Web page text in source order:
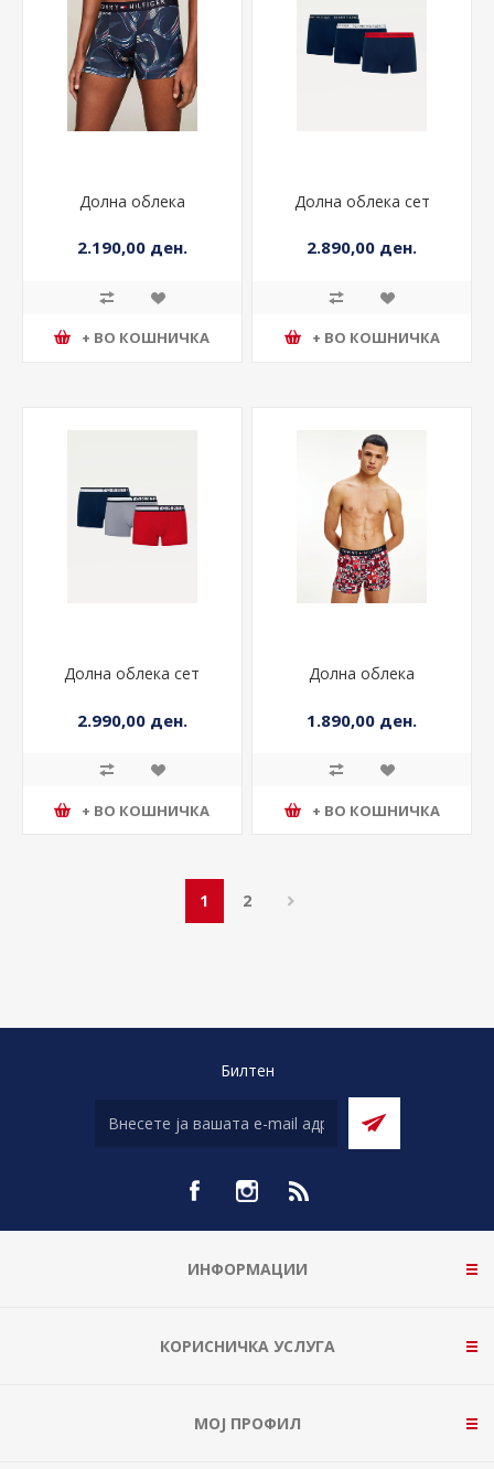
Долна облека
2.190,00 ден.
+ ВО КОШНИЧКА
Долна облека сет
2.890,00 ден.
+ ВО КОШНИЧКА
Долна облека сет
2.990,00 ден.
+ ВО КОШНИЧКА
Долна облека
1.890,00 ден.
+ ВО КОШНИЧКА
1 2
Билтен
ИНФОРМАЦИИ
КОРИСНИЧКА УСЛУГА
МОЈ ПРОФИЛ